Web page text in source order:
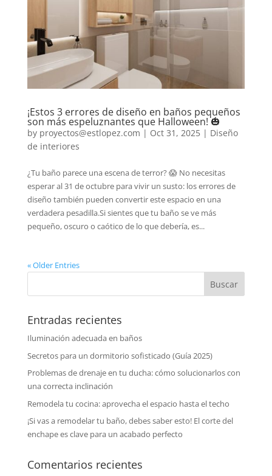
¡Estos 3 errores de diseño en baños pequeños
son más espeluznantes que Halloween! 🎃
by proyectos@estlopez.com | Oct 31, 2025| Diseño
de interiores
¿Tu baño parece una escena de terror? 😱 No necesitas
esperar al 31 de octubre para vivir un susto: los errores de
diseño también pueden convertir este espacio en una
verdadera pesadilla.Si sientes que tu baño se ve más
pequeño, oscuro o caótico de lo que debería, es...
« Older Entries
Buscar
Entradas recientes
Iluminación adecuada en baños
Secretos para un dormitorio sofisticado (Guía 2025)
Problemas de drenaje en tu ducha: cómo solucionarlos con
una correcta inclinación
Remodela tu cocina: aprovecha el espacio hasta el techo
¡Si vas a remodelar tu baño, debes saber esto! El corte del
enchape es clave para un acabado perfecto
Comentarios recientes